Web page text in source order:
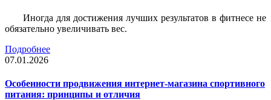
Иногда для достижения лучших результатов в фитнесе не
обязательно увеличивать вес.
Подробнее
07.01.2026
Особенности продвижения интернет-магазина спортивного
питания: принципы и отличия